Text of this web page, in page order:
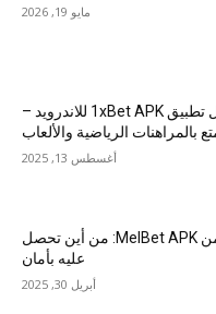
مايو 19, 2026
عنوان: تحميل تطبيق 1xBet APK للاندرويد –
بالمراهنات الرياضية والألعاب
أغسطس 13, 2025
أحدث إصدار من MelBet APK: من أين تحصل
عليه بأمان
أبريل 30, 2025